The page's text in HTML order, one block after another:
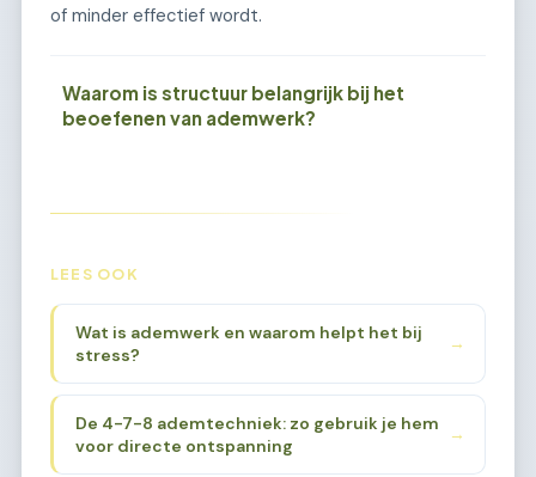
of minder effectief wordt.
Waarom is structuur belangrijk bij het
beoefenen van ademwerk?
LEES OOK
Wat is ademwerk en waarom helpt het bij
stress?
→
De 4-7-8 ademtechniek: zo gebruik je hem
voor directe ontspanning
→